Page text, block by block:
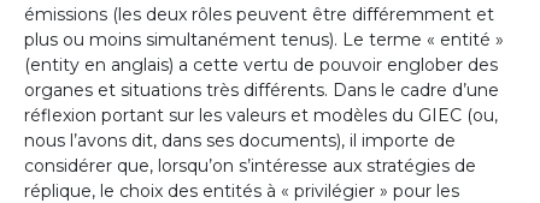
émissions (les deux rôles peuvent être différemment et
plus ou moins simultanément tenus). Le terme « entité »
(entity en anglais) a cette vertu de pouvoir englober des
organes et situations très différents. Dans le cadre d’une
réflexion portant sur les valeurs et modèles du GIEC (ou,
nous l’avons dit, dans ses documents), il importe de
considérer que, lorsqu’on s’intéresse aux stratégies de
réplique, le choix des entités à « privilégier » pour les